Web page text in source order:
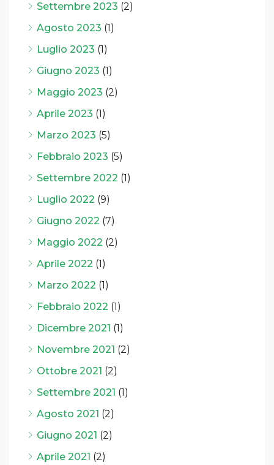
Settembre 2023 (2)
Agosto 2023 (1)
Luglio 2023 (1)
Giugno 2023 (1)
Maggio 2023 (2)
Aprile 2023 (1)
Marzo 2023 (5)
Febbraio 2023 (5)
Settembre 2022 (1)
Luglio 2022 (9)
Giugno 2022 (7)
Maggio 2022 (2)
Aprile 2022 (1)
Marzo 2022 (1)
Febbraio 2022 (1)
Dicembre 2021 (1)
Novembre 2021 (2)
Ottobre 2021 (2)
Settembre 2021 (1)
Agosto 2021 (2)
Giugno 2021 (2)
Aprile 2021 (2)